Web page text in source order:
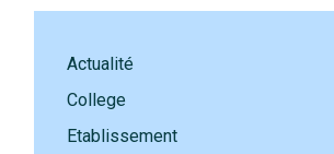
Actualité
College
Etablissement